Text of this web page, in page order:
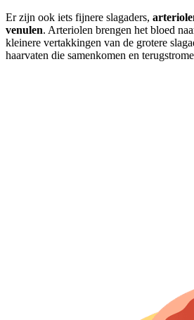
Er zijn ook iets fijnere slagaders,
venulen. Arteriolen brengen het bloed
kleinere vertakkingen van de grotere
haarvaten die samenkomen en